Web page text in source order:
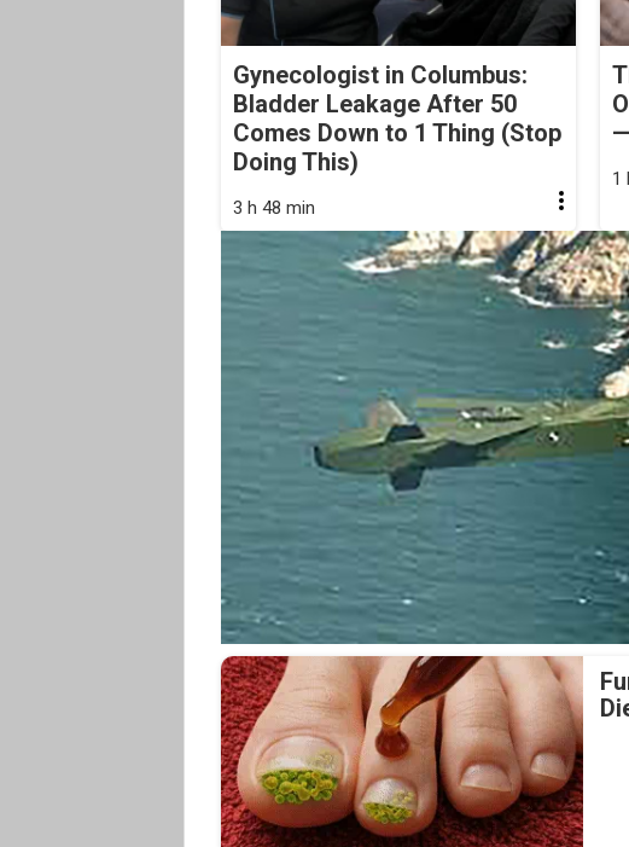
Gynecologist in Columbus:
Bladder Leakage After 50
Comes Down to 1 Thing (Stop
Doing This)
3 h 48 min
1